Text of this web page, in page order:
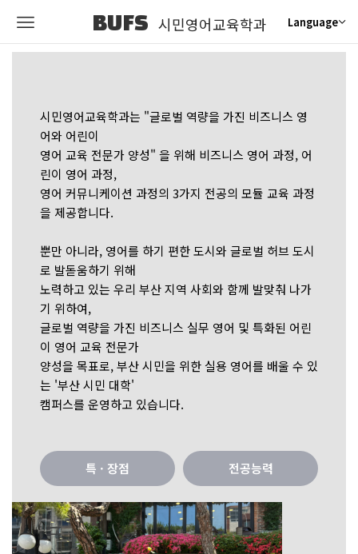
BUFS 시민영어교육학과 Language
시민영어교육학과는 "글로벌 역량을 가진 비즈니스 영
어와 어린이
영어 교육 전문가 양성" 을 위해 비즈니스 영어 과정, 어
린이 영어 과정,
영어 커뮤니케이션 과정의 3가지 전공의 모듈 교육 과정
을 제공합니다.
뿐만 아니라, 영어를 하기 편한 도시와 글로벌 허브 도시
로 발돋움하기 위해
노력하고 있는 우리 부산 지역 사회와 함께 발맞춰 나가
기 위하여,
글로벌 역량을 가진 비즈니스 실무 영어 및 특화된 어린
이 영어 교육 전문가
양성을 목표로, 부산 시민을 위한 실용 영어를 배울 수 있
는 '부산 시민 대학'
캠퍼스를 운영하고 있습니다.
특 · 장점 전공능력